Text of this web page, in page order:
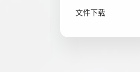
文件下载